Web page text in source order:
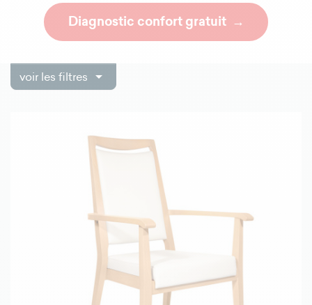
Diagnostic confort gratuit
voir les filtres 